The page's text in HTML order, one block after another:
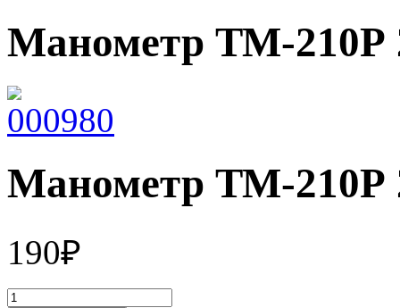
Манометр ТМ-210Р
Манометр ТМ-210Р
190₽